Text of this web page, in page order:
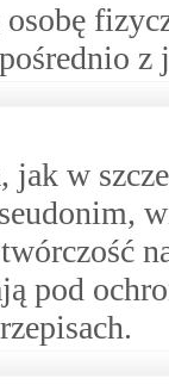
z
jak w
pod